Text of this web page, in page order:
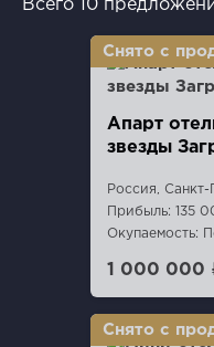
Всего 10
Апарт
звезды
Россия, Санкт-
Прибыль: 135
Окупаемость:
1 000 000